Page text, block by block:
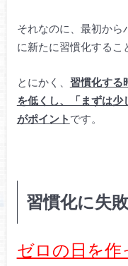
それなのに、最初から
に新たに習慣化するこ
とにかく、 習慣化する
を低くし、「まずは少
がポイント です。
習慣化に失
ゼロの日を作